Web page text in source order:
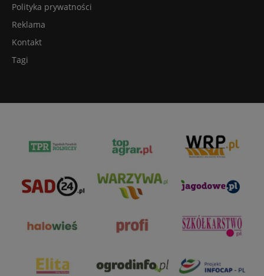
Polityka prywatności
Reklama
Kontakt
Tagi